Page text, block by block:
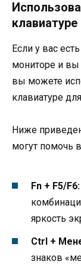
клавиатуре
Если у вас
мониторе и вы
вы можете
клавиатуре
Ниже
могут помочь
Fn + F5/F6:
яркость
Ctrl +
знаков